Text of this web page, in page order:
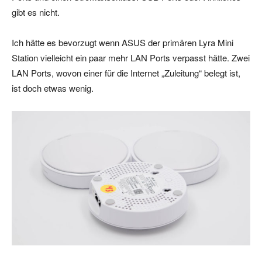
gibt es nicht.
Ich hätte es bevorzugt wenn ASUS der primären Lyra Mini
Station vielleicht ein paar mehr LAN Ports verpasst hätte. Zwei
LAN Ports, wovon einer für die Internet „Zuleitung“ belegt ist,
ist doch etwas wenig.